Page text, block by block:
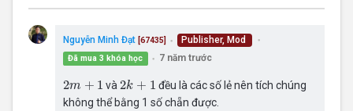
Nguyễn Minh Đạt [67435] ● Publisher, Mod ●
Đã mua 3 khóa học ● 7 năm trước
2m + 1
2m + và 2k + 1
2k +1
đều là các số lẻ nên tích chúng
không thể bằng 1 số chẵn được.